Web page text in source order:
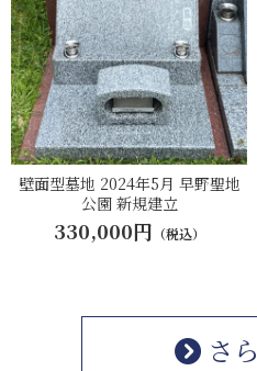
壁面型墓地 2024年5月 早野聖地
公園 新規建立
330,000円 （税込）
さ